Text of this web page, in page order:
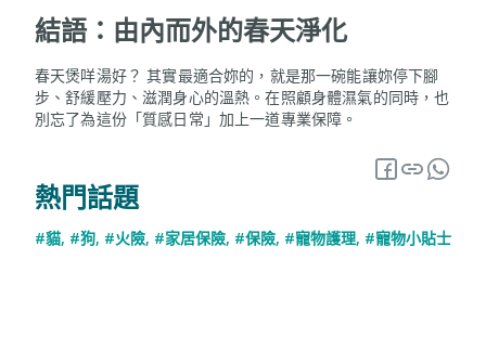
結語：由內而外的春天淨化
春天煲咩湯好？ 其實最適合妳的，就是那一碗能讓妳停下腳
步、舒緩壓力、滋潤身心的溫熱。在照顧身體濕氣的同時，也
別忘了為這份「質感日常」加上一道專業保障。
熱門話題
#貓, #狗, #火險, #家居保險, #保險, #寵物護理, #寵物小貼士